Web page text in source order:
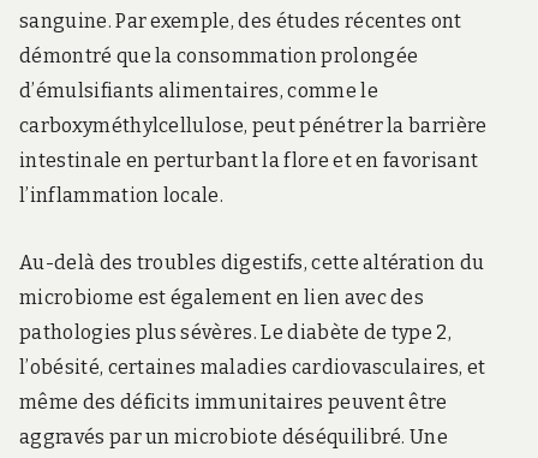
sanguine. Par exemple, des études récentes ont
démontré que la consommation prolongée
d’émulsifiants alimentaires, comme le
carboxyméthylcellulose, peut pénétrer la barrière
intestinale en perturbant la flore et en favorisant
l’inflammation locale.
Au-delà des troubles digestifs, cette altération du
microbiome est également en lien avec des
pathologies plus sévères. Le diabète de type 2,
l’obésité, certaines maladies cardiovasculaires, et
même des déficits immunitaires peuvent être
aggravés par un microbiote déséquilibré. Une